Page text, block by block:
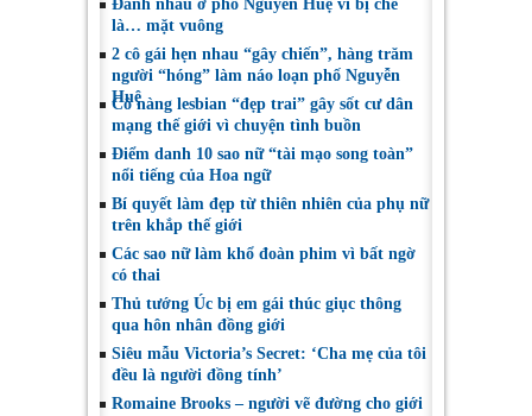
Đánh nhau ở phố Nguyễn Huệ vì bị chê
là… mặt vuông
2 cô gái hẹn nhau “gây chiến”, hàng trăm
người “hóng” làm náo loạn phố Nguyễn
Huệ
Cô nàng lesbian “đẹp trai” gây sốt cư dân
mạng thế giới vì chuyện tình buồn
Điểm danh 10 sao nữ “tài mạo song toàn”
nổi tiếng của Hoa ngữ
Bí quyết làm đẹp từ thiên nhiên của phụ nữ
trên khắp thế giới
Các sao nữ làm khổ đoàn phim vì bất ngờ
có thai
Thủ tướng Úc bị em gái thúc giục thông
qua hôn nhân đồng giới
Siêu mẫu Victoria’s Secret: ‘Cha mẹ của tôi
đều là người đồng tính’
Romaine Brooks – người vẽ đường cho giới